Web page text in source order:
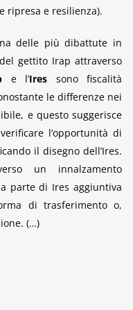
ripresa e resilienza).
delle più dibattute in
gettito Irap attraverso
e l’Ires sono fiscalità
le differenze nei
e questo suggerisce
l’opportunità di
il disegno dell’Ires.
un innalzamento
parte di Ires aggiuntiva
di trasferimento o,
(…)